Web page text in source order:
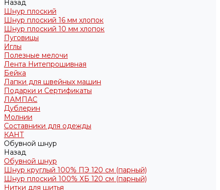
Назад
Шнур плоский
Шнур плоский 16 мм хлопок
Шнур плоский 10 мм хлопок
Пуговицы
Иглы
Полезные мелочи
Лента Нитепрошивная
Бейка
Лапки для швейных машин
Подарки и Сертификаты
ЛАМПАС
Дублерин
Молнии
Составники для одежды
КАНТ
Обувной шнур
Назад
Обувной шнур
Шнур круглый 100% ПЭ 120 см (парный)
Шнур плоский 100% ХБ 120 см (парный)
Нитки для шитья